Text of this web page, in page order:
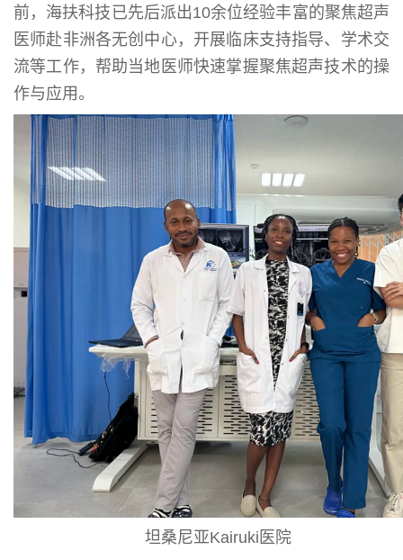
前，海扶科技已先后派出10余位经验丰富的聚焦超声
医师赴非洲各无创中心，开展临床支持指导、学术交
流等工作，帮助当地医师快速掌握聚焦超声技术的操
作与应用。
坦桑尼亚Kairuki医院